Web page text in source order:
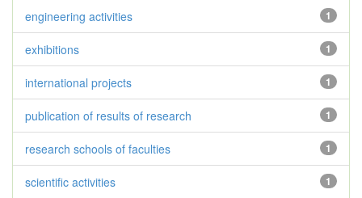
1
engineering activities
1
exhibitions
1
international projects
1
publication of results of research
1
research schools of faculties
1
scientific activities